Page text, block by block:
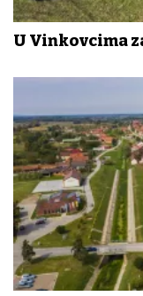
U Vinkovcima